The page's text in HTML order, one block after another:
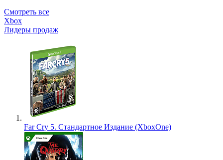
Смотреть все
Xbox
Лидеры продаж
Far Cry 5. Стандартное Издание (XboxOne)